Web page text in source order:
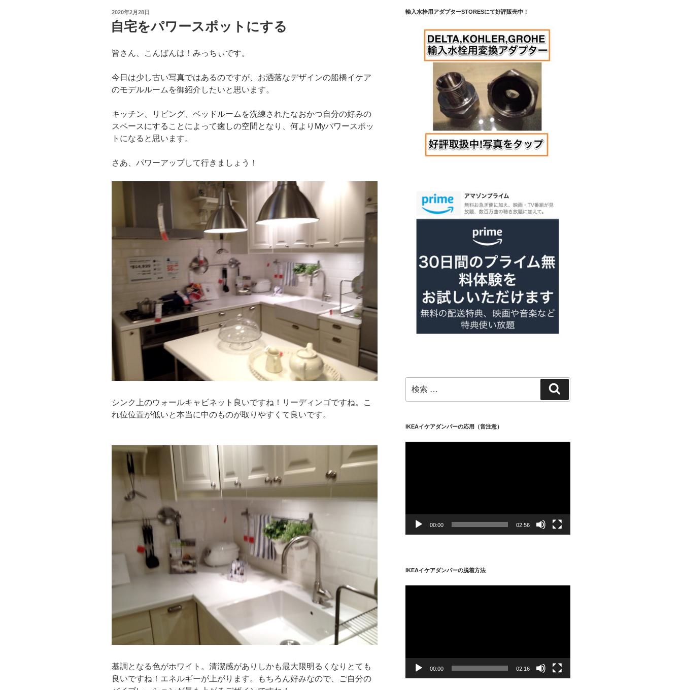
投
稿
日:
2020年2月28日
自宅をパワースポットにする
皆さん、こんばんは！みっちぃです。
今日は少し古い写真ではあるのですが、お洒落なデザインの船橋イケア
のモデルルームを御紹介したいと思います。
キッチン、リビング、ベッドルームを洗練されたなおかつ自分の好みの
スペースにすることによって癒しの空間となり、何よりMyパワースポッ
トになると思います。
さあ、パワーアップして行きましょう！
シンク上のウォールキャビネット良いですね！リーディンゴですね。こ
れ位位置が低いと本当に中のものが取りやすくて良いです。
基調となる色がホワイト。清潔感がありしかも最大限明るくなりとても
良いですね！エネルギーが上がります。もちろん好みなので、ご自分の
輸入水栓用アダプターSTORESにて好評販売中！
索:
索
IKEAイケアダンパーの応用（音注意）
ー
00:00 02:56
IKEAイケアダンパーの脱着方法
ー
00:00 02:16